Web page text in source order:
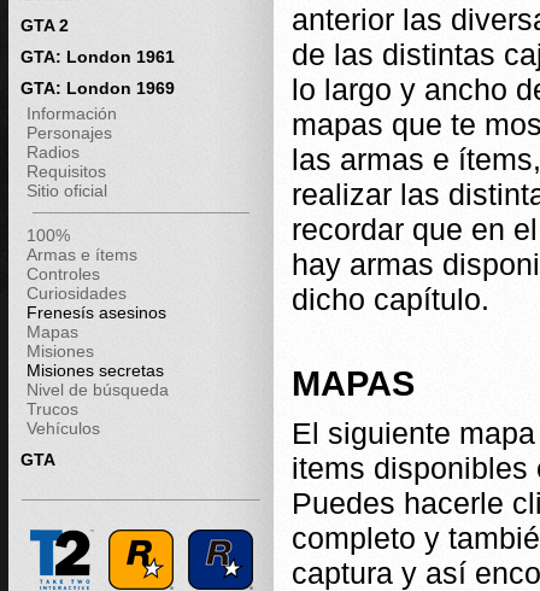
GTA 2
GTA: London 1961
GTA: London 1969
Información
Personajes
Radios
Requisitos
Sitio oficial
100%
Armas e ítems
Controles
Curiosidades
Frenesís asesinos
Mapas
Misiones
Misiones secretas
Nivel de búsqueda
Trucos
Vehículos
GTA
anterior las
de las distintas
lo largo y ancho
mapas que te
las armas e
realizar las
recordar que en
hay armas
dicho capítulo.
MAPAS
El siguiente
items disponibles
Puedes hacerle
completo y
captura y así